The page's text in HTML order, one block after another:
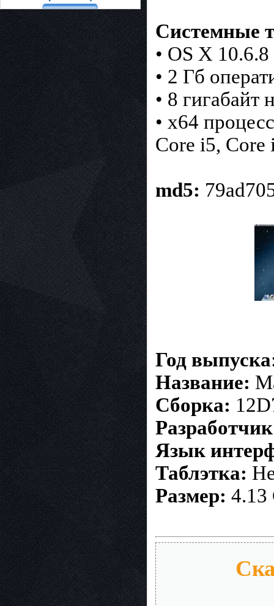
Системные
• OS X
• 2 Гб
• 8 гигабайт
• x64
Core i5,
md5:
Год выпуска
Название:
Сборка:
Язык
Таблэтка:
Размер: 4.13